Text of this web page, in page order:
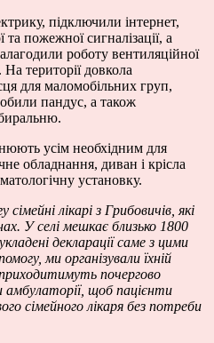
підключили інтернет,
пожежної сигналізації, а
роботу вентиляційної
території довкола
для маломобільних груп,
пандус, а також
усім необхідним для
обладнання, диван і крісла
установку.
лікарі з Грибовичів, які
У селі мешкає близько 1800
декларації саме з цими
ми організували їхній
почергово
амбулаторії, щоб пацієнти
сімейного лікаря без потреби